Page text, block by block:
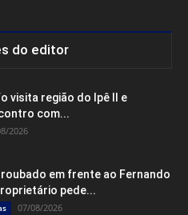
do editor
visita região do Ipê II e
com...
2026
roubado em frente ao Fernando
pede...
07/08/2026